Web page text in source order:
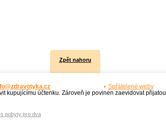
Zpět nahoru
kupujícímu účtenku. Zároveň je povinen zaevidovat
Spřátelené weby
pobyty pro dva